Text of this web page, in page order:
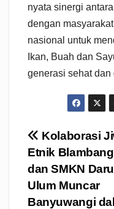
nyata sinergi
dengan
nasional untuk
Ikan, Buah dan
generasi sehat dan
Navigasi
pos
Kolaborasi
Etnik
dan SMKN
Ulum Muncar
Banyuwangi